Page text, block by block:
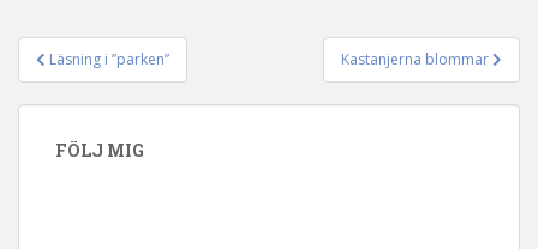
Inläggsnavigering
Läsning i ”parken” Kastanjerna blommar
FÖLJ MIG